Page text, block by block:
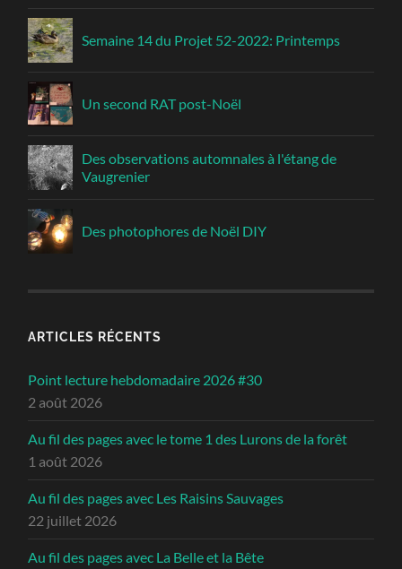
Semaine 14 du Projet 52-2022: Printemps
Un second RAT post-Noël
Des observations automnales à l'étang de
Vaugrenier
Des photophores de Noël DIY
ARTICLES RÉCENTS
Point lecture hebdomadaire 2026 #30
2 août 2026
Au fil des pages avec le tome 1 des Lurons de la forêt
1 août 2026
Au fil des pages avec Les Raisins Sauvages
22 juillet 2026
Au fil des pages avec La Belle et la Bête